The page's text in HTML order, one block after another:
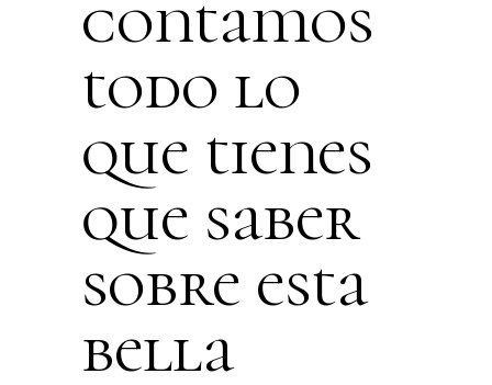
contamos
todo lo
que tienes
que saber
sobre esta
bella